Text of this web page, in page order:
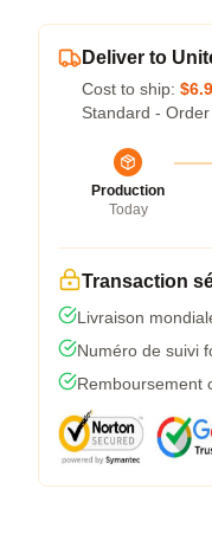
Deliver to
Cost to ship:
Standard -
Production
Today
Transaction
Livraison
Numéro de suivi
Remboursement